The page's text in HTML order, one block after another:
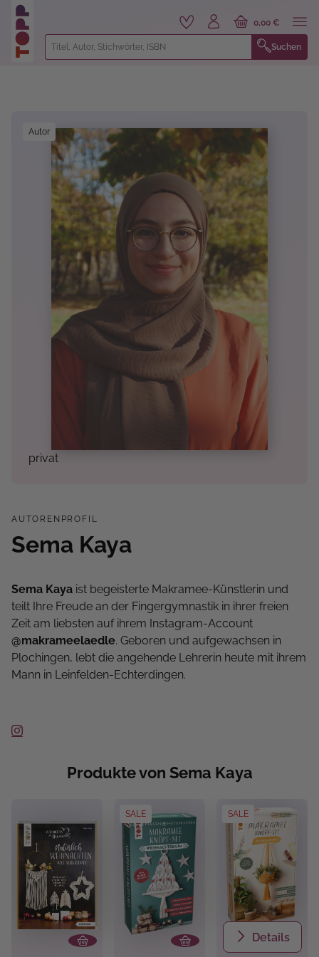
springen
Suchen
0,00 €
Autor
privat
AUTORENPROFIL
Sema Kaya
Sema Kaya ist begeisterte Makramee-Künstlerin und
teilt Ihre Freude an der Fingergymnastik in ihrer freien
Zeit am liebsten auf ihrem Instagram-Account
@makrameelaedle. Geboren und aufgewachsen in
Plochingen, lebt die angehende Lehrerin heute mit ihrem
Mann in Leinfelden-Echterdingen.
Produkte von Sema Kaya
SALE SALE
Details